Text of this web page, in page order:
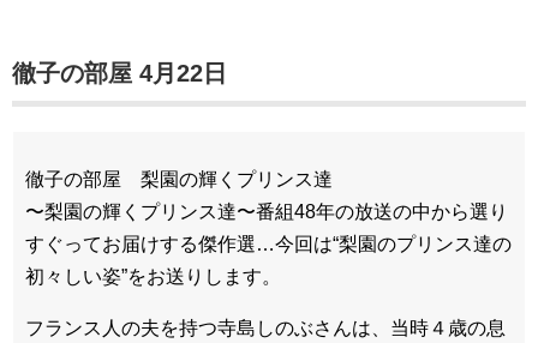
徹子の部屋 4月22日
徹子の部屋 梨園の輝くプリンス達
〜梨園の輝くプリンス達〜番組48年の放送の中から選り
すぐってお届けする傑作選…今回は“梨園のプリンス達の
初々しい姿”をお送りします。
フランス人の夫を持つ寺島しのぶさんは、当時４歳の息